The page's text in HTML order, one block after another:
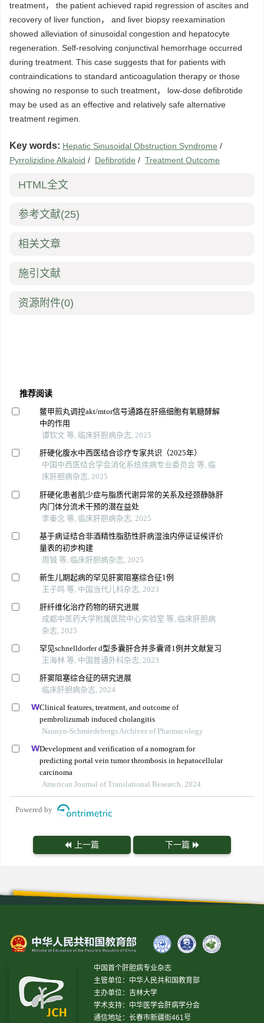
treatment， the patient achieved rapid regression of ascites and
recovery of liver function， and liver biopsy reexamination
showed alleviation of sinusoidal congestion and hepatocyte
regeneration. Self-resolving conjunctival hemorrhage occurred
during treatment. This case suggests that for patients with
contraindications to standard anticoagulation therapy or those
showing no response to such treatment， low-dose defibrotide
may be used as an effective and relatively safe alternative
treatment regimen.
Key words: Hepatic Sinusoidal Obstruction Syndrome /
Pyrrolizidine Alkaloid / Defibrotide / Treatment Outcome
HTML全文
参考文献(25)
相关文章
施引文献
资源附件(0)
推荐阅读
鳖甲煎丸调控akt/mtor信号通路在肝癌细胞有氧糖酵解
中的作用
谭钦文 等, 临床肝胆病杂志, 2025
肝硬化腹水中西医结合诊疗专家共识（2025年）
中国中西医结合学会消化系统疾病专业委员会 等, 临
床肝胆病杂志, 2025
肝硬化患者肌少症与脂质代谢异常的关系及经颈静脉肝
内门体分流术干预的潜在益处
李秦念 等, 临床肝胆病杂志, 2025
基于病证结合非酒精性脂肪性肝病湿浊内停证证候评价
量表的初步构建
周铖 等, 临床肝胆病杂志, 2025
新生儿期起病的罕见肝窦阻塞综合征1例
王子鸣 等, 中国当代儿科杂志, 2023
肝纤维化治疗药物的研究进展
成都中医药大学附属医院中心实验室 等, 临床肝胆病
杂志, 2025
罕见schnelldorfer d型多囊肝合并多囊肾1例并文献复习
王海林 等, 中国普通外科杂志, 2023
肝窦阻塞综合征的研究进展
临床肝胆病杂志, 2024
Clinical features, treatment, and outcome of
pembrolizumab induced cholangitis
Naunyn-Schmiedebergs Archives of Pharmacology
Development and verification of a nomogram for
predicting portal vein tumor thrombosis in hepatocellular
carcinoma
American Journal of Translational Research, 2024
Powered by
上一篇 下一篇
中国首个肝胆病专业杂志
主管单位：中华人民共和国教育部
主办单位：吉林大学
学术支持：中华医学会肝病学分会
通信地址：长春市新疆街461号